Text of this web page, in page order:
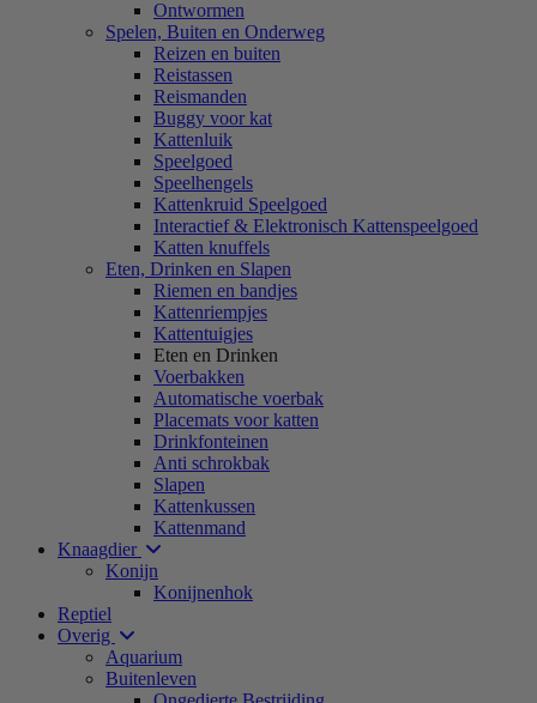
Ontwormen
Spelen, Buiten en Onderweg
Reizen en buiten
Reistassen
Reismanden
Buggy voor kat
Kattenluik
Speelgoed
Speelhengels
Kattenkruid Speelgoed
Interactief & Elektronisch Kattenspeelgoed
Katten knuffels
Eten, Drinken en Slapen
Riemen en bandjes
Kattenriempjes
Kattentuigjes
Eten en Drinken
Voerbakken
Automatische voerbak
Placemats voor katten
Drinkfonteinen
Anti schrokbak
Slapen
Kattenkussen
Kattenmand
Knaagdier
Konijn
Konijnenhok
Reptiel
Overig
Aquarium
Buitenleven